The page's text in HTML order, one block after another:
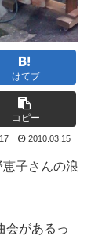
はてブ
コピー
2010.03.15
子さんの浪
会があるっ